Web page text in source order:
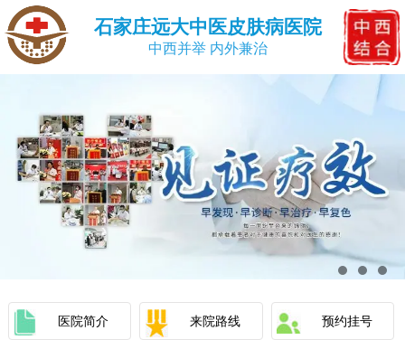
石家庄远大中医皮肤病医院
中西并举 内外兼治
医院简介 来院路线 预约挂号